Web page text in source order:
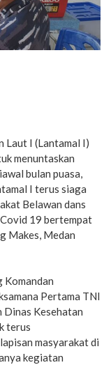
Laut I (Lantamal I)
menuntaskan
bulan puasa,
I terus siaga
Belawan dans
19 bertempat
Makes, Medan
Komandan
Pertama TNI
Dinas Kesehatan
terus
masyarakat di
kegiatan